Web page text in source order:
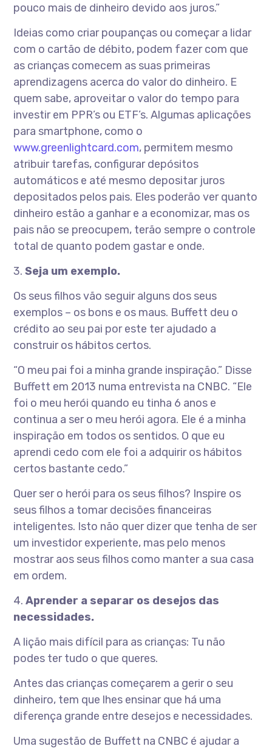
pouco mais de dinheiro devido aos juros.”
Ideias como criar poupanças ou começar a lidar
com o cartão de débito, podem fazer com que
as crianças comecem as suas primeiras
aprendizagens acerca do valor do dinheiro. E
quem sabe, aproveitar o valor do tempo para
investir em PPR’s ou ETF’s. Algumas aplicações
para smartphone, como o
www.greenlightcard.com, permitem mesmo
atribuir tarefas, configurar depósitos
automáticos e até mesmo depositar juros
depositados pelos pais. Eles poderão ver quanto
dinheiro estão a ganhar e a economizar, mas os
pais não se preocupem, terão sempre o controle
total de quanto podem gastar e onde.
3.Seja um exemplo.
Os seus filhos vão seguir alguns dos seus
exemplos – os bons e os maus. Buffett deu o
crédito ao seu pai por este ter ajudado a
construir os hábitos certos.
“O meu pai foi a minha grande inspiração.” Disse
Buffett em 2013 numa entrevista na CNBC. “Ele
foi o meu herói quando eu tinha 6 anos e
continua a ser o meu herói agora. Ele é a minha
inspiração em todos os sentidos. O que eu
aprendi cedo com ele foi a adquirir os hábitos
certos bastante cedo.”
Quer ser o herói para os seus filhos? Inspire os
seus filhos a tomar decisões financeiras
inteligentes. Isto não quer dizer que tenha de ser
um investidor experiente, mas pelo menos
mostrar aos seus filhos como manter a sua casa
em ordem.
4.Aprender a separar os desejos das
necessidades.
A lição mais difícil para as crianças: Tu não
podes ter tudo o que queres.
Antes das crianças começarem a gerir o seu
dinheiro, tem que lhes ensinar que há uma
diferença grande entre desejos e necessidades.
Uma sugestão de Buffett na CNBC é ajudar a